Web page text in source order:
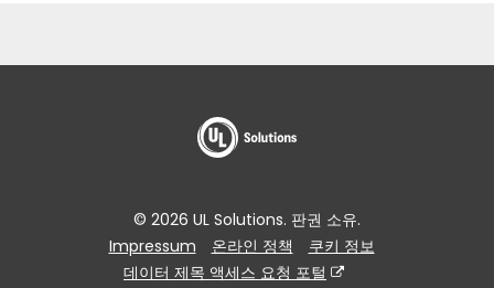
© 2026 UL Solutions. 판권 소유.
Impressum
온라인 정책
쿠키 정보
데이터 제목 액세스 요청 포털